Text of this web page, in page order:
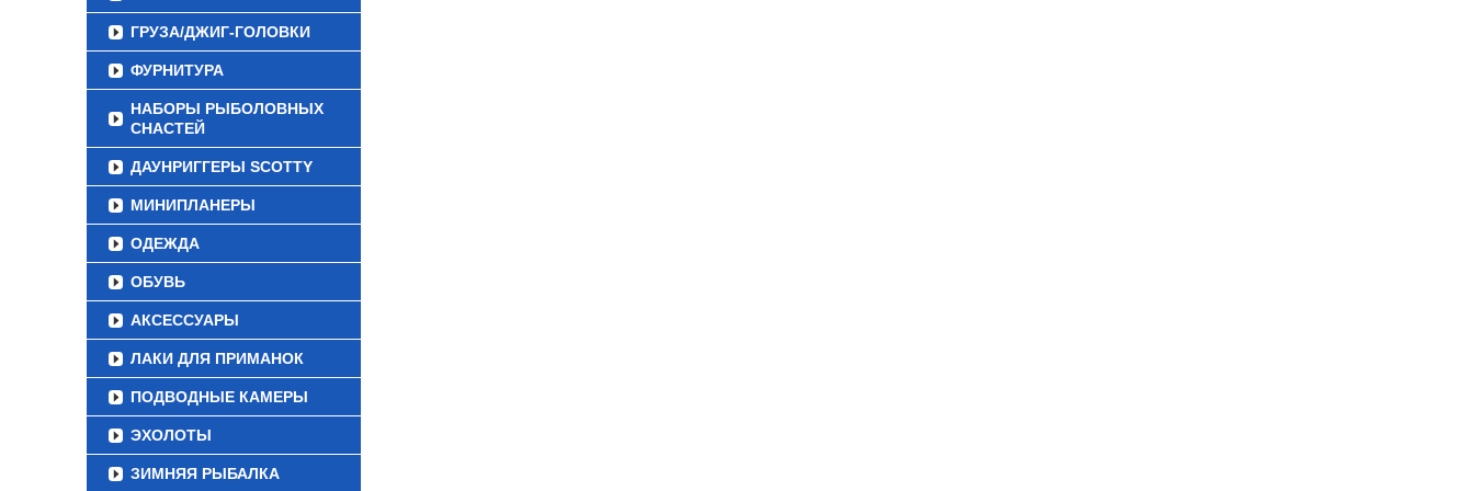
ГРУЗА/ДЖИГ-ГОЛОВКИ
ФУРНИТУРА
НАБОРЫ РЫБОЛОВНЫХ
СНАСТЕЙ
ДАУНРИГГЕРЫ SCOTTY
МИНИПЛАНЕРЫ
ОДЕЖДА
ОБУВЬ
АКСЕССУАРЫ
ЛАКИ ДЛЯ ПРИМАНОК
ПОДВОДНЫЕ КАМЕРЫ
ЭХОЛОТЫ
ЗИМНЯЯ РЫБАЛКА